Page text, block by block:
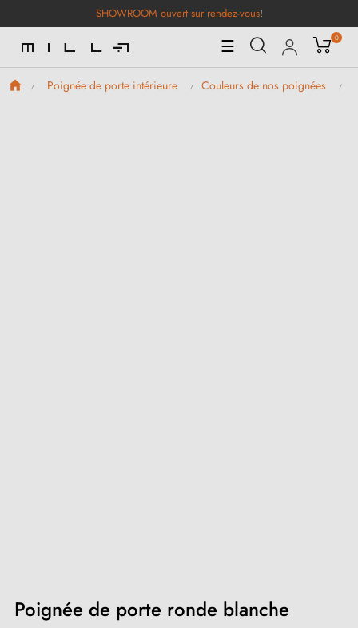
SHOWROOM ouvert sur rendez-vous!
Basculer
la
navigation
☰ 0
Poignée de porte intérieure Couleurs de nos poignées
Poignée de porte ronde blanche